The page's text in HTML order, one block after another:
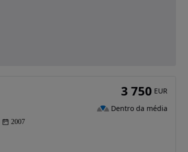
2007
3 750 EUR
Dentro da média